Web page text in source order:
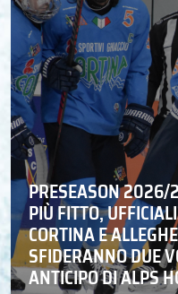
PRESEASON 2026/
PIÙ FITTO,
CORTINA E
SFIDERANNO DUE
ANTICIPO DI ALPS